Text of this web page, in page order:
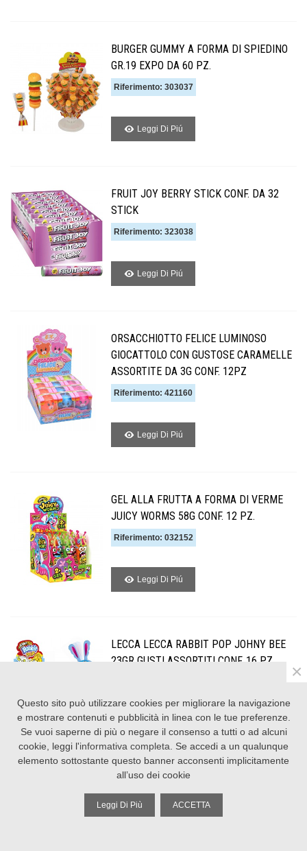
BURGER GUMMY A FORMA DI SPIEDINO
GR.19 EXPO DA 60 PZ.
Riferimento: 303037
Leggi Di Piú
FRUIT JOY BERRY STICK CONF. DA 32
STICK
Riferimento: 323038
Leggi Di Piú
ORSACCHIOTTO FELICE LUMINOSO
GIOCATTOLO CON GUSTOSE CARAMELLE
ASSORTITE DA 3G CONF. 12PZ
Riferimento: 421160
Leggi Di Piú
GEL ALLA FRUTTA A FORMA DI VERME
JUICY WORMS 58G CONF. 12 PZ.
Riferimento: 032152
Leggi Di Piú
LECCA LECCA RABBIT POP JOHNY BEE
23GR GUSTI ASSORTITI CONF. 16 PZ.
Leggi Di Piú
BEE 23G. CONF. 16 PZ. ASSORTITI
Questo sito può utilizzare cookies per migliorare la navigazione
e mostrare contenuti e pubblicità in linea con le tue preferenze.
Se vuoi saperne di più o negare il consenso a tutti o ad alcuni
cookie, leggi l'informativa completa . Se accedi a un qualunque
elemento sottostante questo banner acconsenti implicitamente
all’uso dei cookie
Leggi Di Più ACCETTA
×